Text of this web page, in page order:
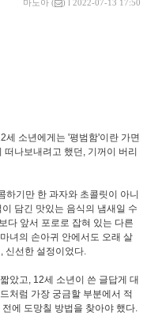
마노아 ( ) l 2022-07-13 17:50
세 소년에게는 '평범함'이란 가면
나보내려고 했던, 기꺼이 버리
기만 한 과자와 초콜릿이 아니
담긴 맛있는 음식의 냄새일 수
다 앞서 포로로 잡혀 있는 다른
녀의 손아귀 안에서도 오래 살
신선한 설정이었다.
았고, 12세 소년이 쓴 글답게 대
처럼 가장 궁금할 부분에서 적
에 도망칠 방법을 찾아야 했다.